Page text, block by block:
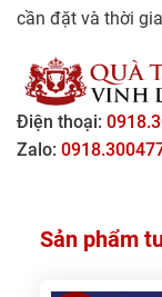
cần đặt và thời
Điện thoại:
Zalo:
Sản phẩm